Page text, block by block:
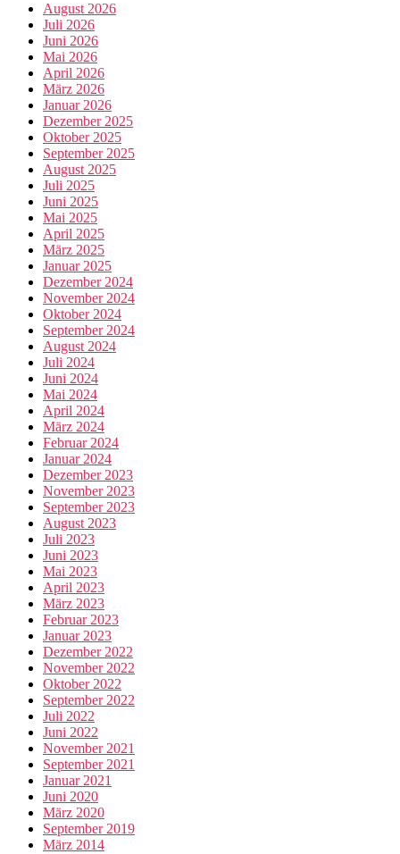
August 2026
Juli 2026
Juni 2026
Mai 2026
April 2026
März 2026
Januar 2026
Dezember 2025
Oktober 2025
September 2025
August 2025
Juli 2025
Juni 2025
Mai 2025
April 2025
März 2025
Januar 2025
Dezember 2024
November 2024
Oktober 2024
September 2024
August 2024
Juli 2024
Juni 2024
Mai 2024
April 2024
März 2024
Februar 2024
Januar 2024
Dezember 2023
November 2023
September 2023
August 2023
Juli 2023
Juni 2023
Mai 2023
April 2023
März 2023
Februar 2023
Januar 2023
Dezember 2022
November 2022
Oktober 2022
September 2022
Juli 2022
Juni 2022
November 2021
September 2021
Januar 2021
Juni 2020
März 2020
September 2019
März 2014